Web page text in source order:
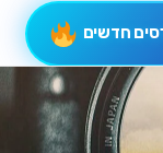
חדשים
צרי קשר